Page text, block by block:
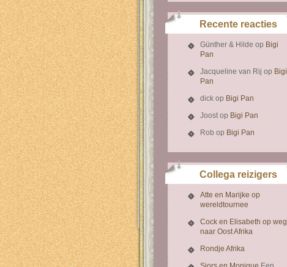
Recente reacties
Günther & Hilde op Bigi
Pan
Jacqueline van Rij op Bigi
Pan
dick op Bigi Pan
Joostop Bigi Pan
Rob op Bigi Pan
Collega reizigers
Atte en Marijke op
wereldtournee
Cock en Elisabeth op weg
naar Oost Afrika
Rondje Afrika